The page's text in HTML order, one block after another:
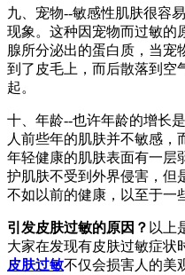
九、宠物--敏感性肌肤很容
现象。这种因宠物而过敏的
腺所分泌出的蛋白质，当宠
到了皮毛上，而后散落到空
起。
十、年龄--也许年龄的增长
人前些年的肌肤并不敏感，
年轻健康的肌肤表面有一层
护肌肤不受到外界侵害，但
不如以前的健康，以至于一
引发皮肤过敏的原因？ 以上
大家在发现有皮肤过敏症状
皮肤过敏不仅会损害人的美